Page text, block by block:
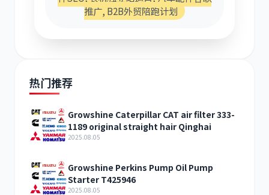
推广, B2B外贸陪跑计划
热门推荐
Growshine Caterpillar CAT air filter 333-
1189 original straight hair Qinghai
2025.08.05
Growshine Perkins Pump Oil Pump
Starter T425946
2025.08.05